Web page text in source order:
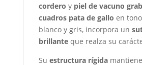
cordero y piel de vacuno
cuadros pata de gallo en
blanco y gris, incorpora un
brillanteque realza su
Su estructura rígida